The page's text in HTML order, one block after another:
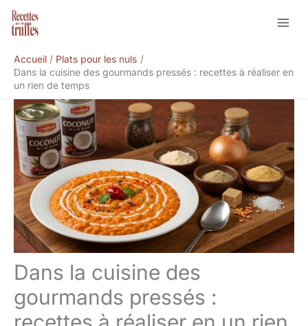
Aller
Accueil
Plats pour les nuls
Dans la cuisine des gourmands pressés : recettes à réaliser en
un rien de temps
Dans la cuisine des
gourmands pressés :
Rechercher